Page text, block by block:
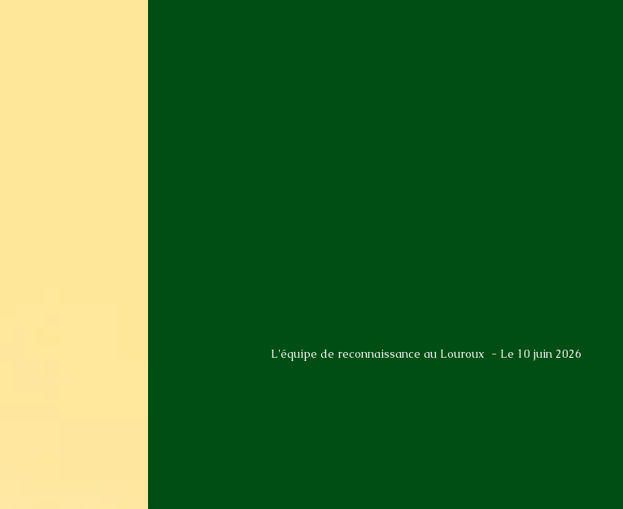
L'équipe de reconnaissance au Louroux  - Le 10 juin 2026